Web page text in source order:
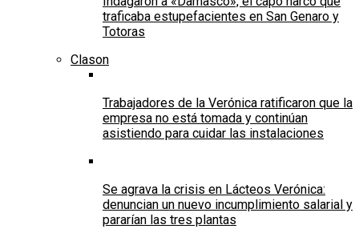
traficaba estupefacientes en San Genaro y
Totoras
Clason
Trabajadores de la Verónica ratificaron que la
empresa no está tomada y continúan
asistiendo para cuidar las instalaciones
Se agrava la crisis en Lácteos Verónica:
denuncian un nuevo incumplimiento salarial y
pararían las tres plantas